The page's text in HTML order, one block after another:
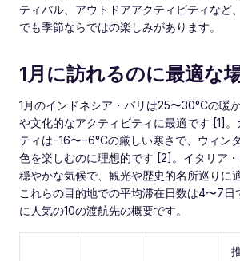
ティバル、アウトドアアクティビティなど
でも季節ならではの楽しみがあります。
1月に訪れるのに最適な
1月のインドネシア・バリは25〜30°Cの暖
や文化的なアクティビティに最適です [1]
ティは−16〜−6°Cの厳しい寒さで、ウィン
色を楽しむのに理想的です [2]。イタリア
穏やかな気候で、観光や歴史的名所巡りに
これらの目的地での平均滞在日数は4〜7日
に人気の10の渡航先の概要です。